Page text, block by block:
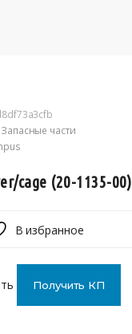
Запасные части
cage (20-1135-00)
В избранное
Получить КП